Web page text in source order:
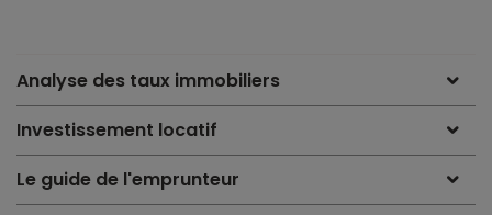
Analyse des taux immobiliers
Investissement locatif
Le guide de l'emprunteur